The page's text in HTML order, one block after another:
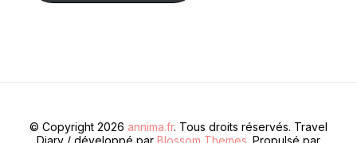
© Copyright 2026 annima.fr. Tous droits réservés. Travel